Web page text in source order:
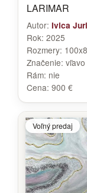
LARIMAR
Autor: Ivica
Rok: 2025
Rozmery:
Značenie:
Rám: nie
Cena: 900 €
Voľný predaj